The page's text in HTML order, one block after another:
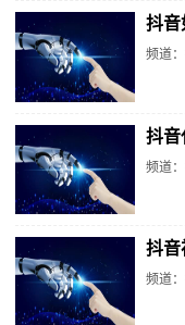
抖音
频道：
抖音
频道：
抖音
频道：